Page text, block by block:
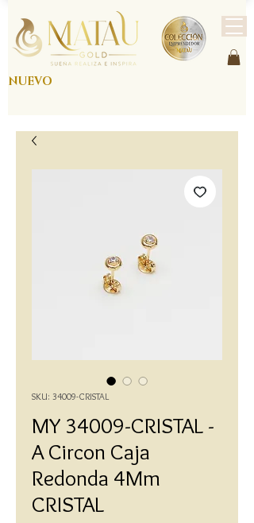
NUEVO
SKU: 34009-CRISTAL
MY 34009-CRISTAL -
A Circon Caja
Redonda 4Mm
CRISTAL